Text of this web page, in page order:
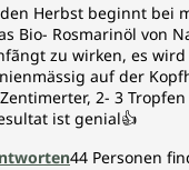
Herbst beginnt bei
Bio- Rosmarinöl von
zu wirken, es
auf der
2- 3
ist genial👍
44 Personen